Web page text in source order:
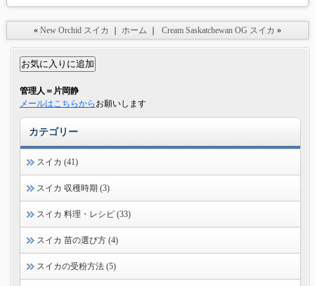
« New Orchid スイカ ｜ ホーム ｜ Cream Saskatchewan OG スイカ »
管理人＝片岡静
メールはこちらから お願いします
カテゴリー
スイカ (41)
スイカ 収穫時期 (3)
スイカ 料理・レシピ (33)
スイカ 苗の選び方 (4)
スイカの受粉方法 (5)